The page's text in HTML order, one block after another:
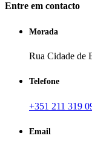
Entre em contacto
Morada
Rua Cidade de
Telefone
+351 211 319
Email